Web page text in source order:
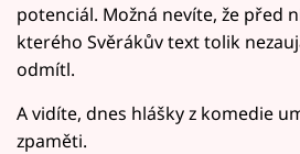
potenciál. Možná nevíte, že před
kterého Svěrákův text tolik
odmítl.
A vidíte, dnes hlášky z komedie
zpaměti.